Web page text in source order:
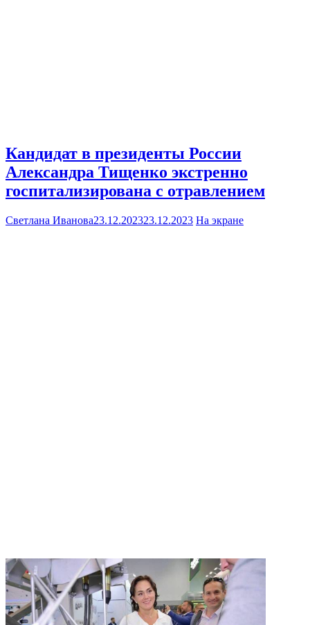
Кандидат в президенты России
Александра Тищенко экстренно
госпитализирована с отравлением
Светлана Иванова23.12.202323.12.2023 На экране